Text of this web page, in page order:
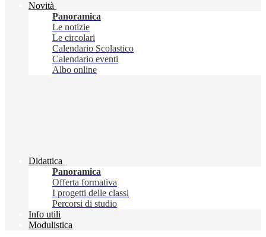
Novità
Panoramica
Le notizie
Le circolari
Calendario Scolastico
Calendario eventi
Albo online
Didattica
Panoramica
Offerta formativa
I progetti delle classi
Percorsi di studio
Info utili
Modulistica